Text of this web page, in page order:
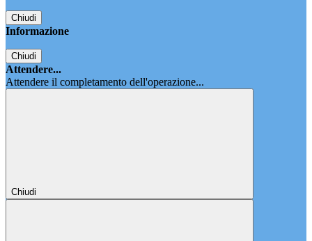
Chiudi
Informazione
Chiudi
Attendere...
Attendere il completamento dell'operazione...
Chiudi